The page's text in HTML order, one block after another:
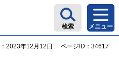
検索 メニュー
2023年12月12日 ページID：34617